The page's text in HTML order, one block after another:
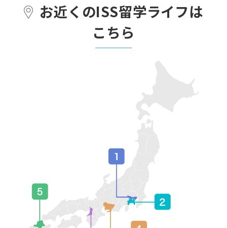
お近くのISS留学ライフは
こちら